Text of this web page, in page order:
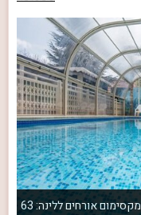
מקסימום אורחים ללינה: 63